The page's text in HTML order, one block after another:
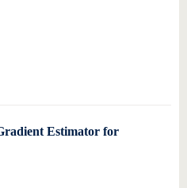
Estimator for